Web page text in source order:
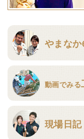
やまな
動画でみる
現場日記